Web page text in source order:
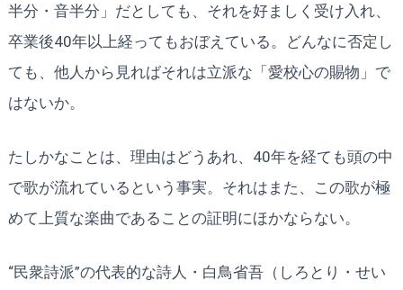
半分・音半分」だとしても、それを好ましく受け入れ、
卒業後40年以上経ってもおぼえている。どんなに否定し
ても、他人から見ればそれは立派な「愛校心の賜物」で
はないか。
たしかなことは、理由はどうあれ、40年を経ても頭の中
で歌が流れているという事実。それはまた、この歌が極
めて上質な楽曲であることの証明にほかならない。
“民衆詩派”の代表的な詩人・白鳥省吾（しろとり・せい